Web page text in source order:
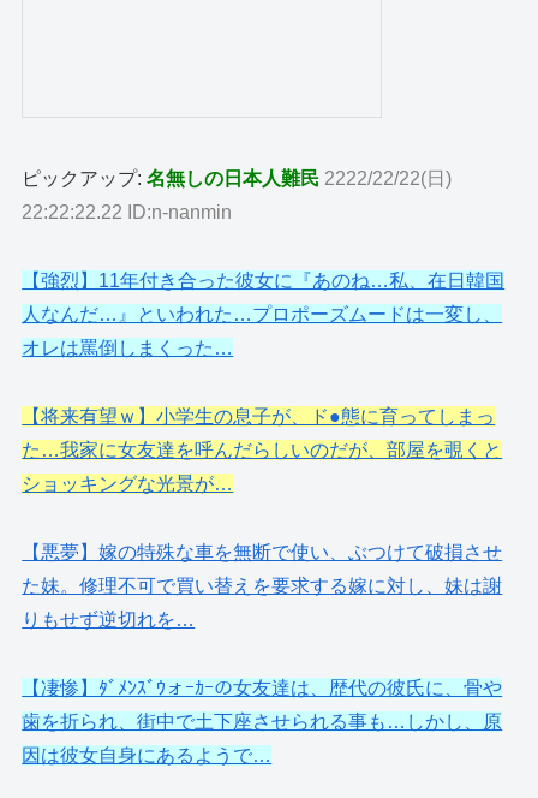
ピックアップ:名無しの日本人難民 2222/22/22(日)
22:22:22.22 ID:n-nanmin
【強烈】11年付き合った彼女に『あのね…私、在日韓国
人なんだ…』といわれた…プロポーズムードは一変し、
オレは罵倒しまくった…
【将来有望ｗ】小学生の息子が、ド●態に育ってしまっ
た…我家に女友達を呼んだらしいのだが、部屋を覗くと
ショッキングな光景が…
【悪夢】嫁の特殊な車を無断で使い、ぶつけて破損させ
た妹。修理不可で買い替えを要求する嫁に対し、妹は謝
りもせず逆切れを…
【凄惨】ﾀﾞﾒﾝｽﾞｳォｰｶｰの女友達は、歴代の彼氏に、骨や
歯を折られ、街中で土下座させられる事も…しかし、原
因は彼女自身にあるようで…